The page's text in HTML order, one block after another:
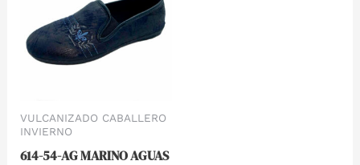
VULCANIZADO CABALLERO
INVIERNO
614-54-AG MARINO AGUAS